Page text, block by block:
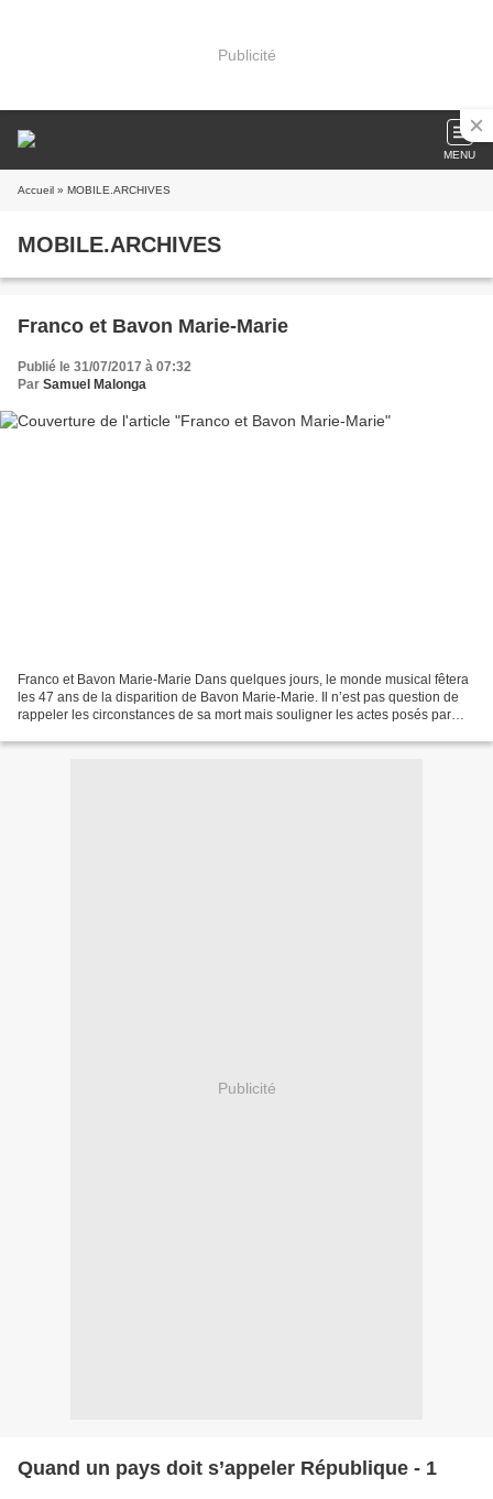
Publicité
MENU
Accueil » MOBILE.ARCHIVES
MOBILE.ARCHIVES
Franco et Bavon Marie-Marie
Publié le 31/07/2017 à 07:32
Par Samuel Malonga
Franco et Bavon Marie-Marie Dans quelques jours, le monde musical fêtera
les 47 ans de la disparition de Bavon Marie-Marie. Il n’est pas question de
rappeler les circonstances de sa mort mais souligner les actes posés par
Publicité
Quand un pays doit s’appeler République - 1